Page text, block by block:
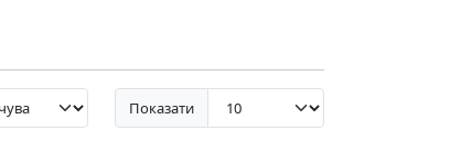
Показати